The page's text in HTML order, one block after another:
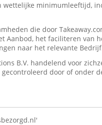
wettelijke minimumleeftijd,
die door
Aanbod, het faciliteren van
naar het relevante
B.V. handelend voor
door of onder